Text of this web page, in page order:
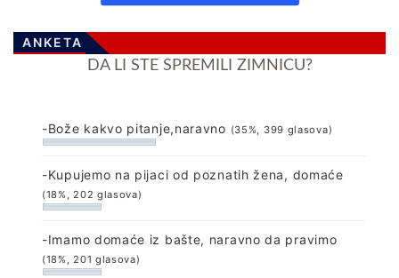
ANKETA
DA LI STE SPREMILI ZIMNICU?
-Bože kakvo pitanje,naravno (35%, 399 glasova)
-Kupujemo na pijaci od poznatih žena, domaće
(18%, 202 glasova)
-Imamo domaće iz bašte, naravno da pravimo
(18%, 201 glasova)